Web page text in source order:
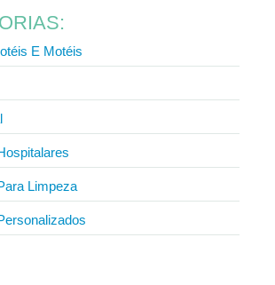
E Motéis
Limpeza